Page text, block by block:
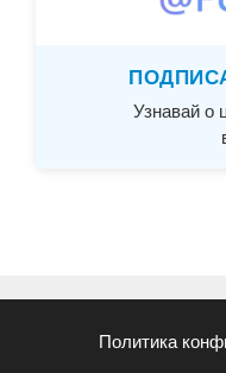
Узнавай о
Политика